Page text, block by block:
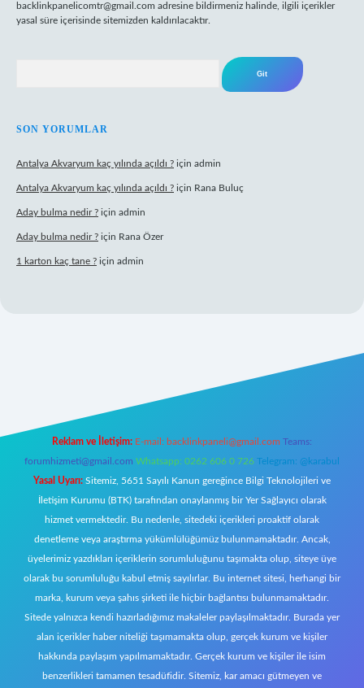
backlinkpanelicomtr@gmail.com adresine bildirmeniz halinde, ilgili içerikler
yasal süre içerisinde sitemizden kaldırılacaktır.
SON YORUMLAR
Antalya Akvaryum kaç yılında açıldı ? için admin
Antalya Akvaryum kaç yılında açıldı ? için Rana Buluç
Aday bulma nedir ? için admin
Aday bulma nedir ? için Rana Özer
1 karton kaç tane ? için admin
Reklam ve İletişim: E-mail: backlinkpaneli@gmail.com Teams:
forumhizmeti@gmail.com Whatsapp: 0262 606 0 726 Telegram: @karabul
Yasal Uyarı: Sitemiz, 5651 Sayılı Kanun gereğince Bilgi Teknolojileri ve
İletişim Kurumu (BTK) tarafından onaylanmış bir Yer Sağlayıcı olarak
hizmet vermektedir. Bu nedenle, sitedeki içerikleri proaktif olarak
denetleme veya araştırma yükümlülüğümüz bulunmamaktadır. Ancak,
üyelerimiz yazdıkları içeriklerin sorumluluğunu taşımakta olup, siteye üye
olarak bu sorumluluğu kabul etmiş sayılırlar. Bu internet sitesi, herhangi bir
marka, kurum veya şahıs şirketi ile hiçbir bağlantısı bulunmamaktadır.
Sitede yalnızca kendi hazırladığımız makaleler paylaşılmaktadır. Burada yer
alan içerikler haber niteliği taşımamakta olup, gerçek kurum ve kişiler
hakkında paylaşım yapılmamaktadır. Gerçek kurum ve kişiler ile isim
benzerlikleri tamamen tesadüfidir. Sitemiz, kar amacı gütmeyen ve